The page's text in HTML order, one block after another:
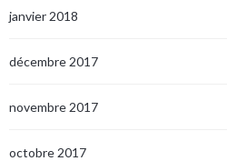
janvier 2018
décembre 2017
novembre 2017
octobre 2017